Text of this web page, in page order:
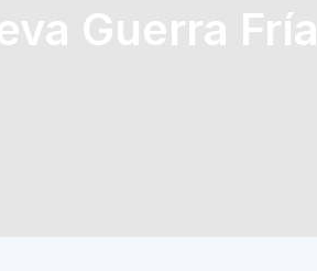
Guerra